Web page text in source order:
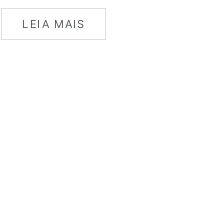
LEIA MAIS